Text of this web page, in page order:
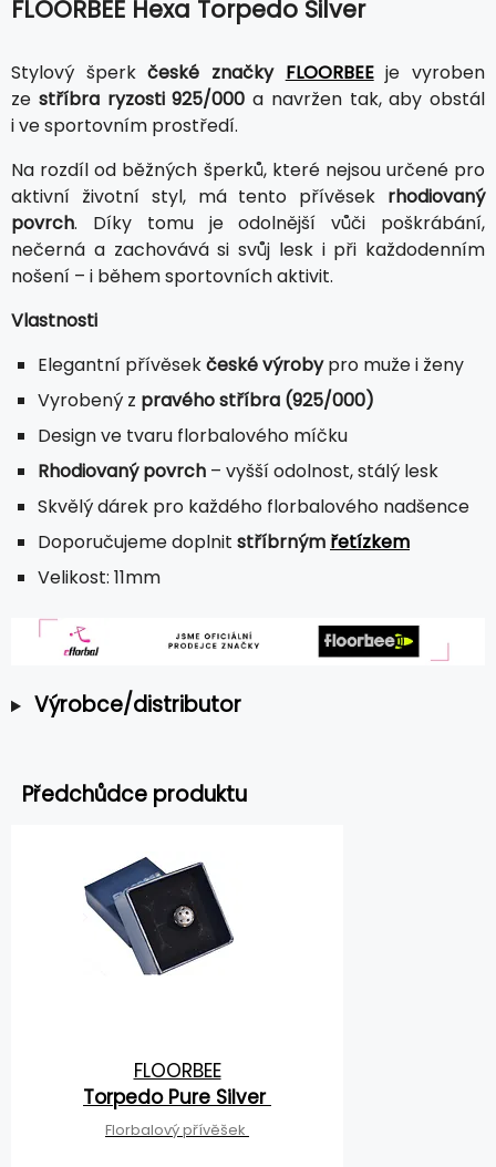
FLOORBEE Hexa Torpedo Silver
Stylový šperkčeské značky FLOORBEEje vyroben
ze stříbra ryzosti 925/000 a navržen tak, aby obstál
i ve sportovním prostředí.
Na rozdíl od běžných šperků, které nejsou určené pro
aktivní životní styl, má tento přívěsek rhodiovaný
povrch. Díky tomu je odolnější vůči poškrábání,
nečerná a zachovává si svůj lesk i při každodenním
nošení – i během sportovních aktivit.
Vlastnosti
Elegantní přívěsekčeské výrobypro muže i ženy
Vyrobený z pravého stříbra (925/000)
Design ve tvaru florbalového míčku
Rhodiovaný povrch – vyšší odolnost, stálý lesk
Skvělý dárek pro každého florbalového nadšence
Doporučujeme doplnit stříbrným řetízkem
Velikost: 11mm
Výrobce/distributor
Předchůdce produktu
FLOORBEE
Torpedo Pure Silver
Florbalový přívěšek